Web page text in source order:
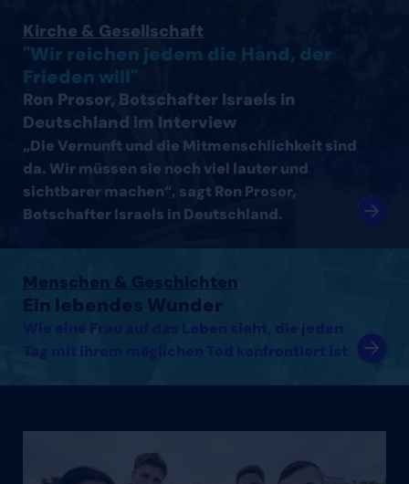
Kirche & Gesellschaft
"Wir reichen jedem die Hand, der
Frieden will"
Ron Prosor, Botschafter Israels in
Deutschland im Interview
„Die Vernunft und die Mitmenschlichkeit sind
da. Wir müssen sie noch viel lauter und
sichtbarer machen“, sagt Ron Prosor,
Botschafter Israels in Deutschland.
Menschen & Geschichten
Ein lebendes Wunder
Wie eine Frau auf das Leben sieht, die jeden
Tag mit ihrem möglichen Tod konfrontiert ist